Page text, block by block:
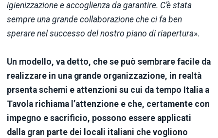
igienizzazione e accoglienza da garantire. C’è stata
sempre una grande collaborazione che ci fa ben
sperare nel successo del nostro piano di riapertura».
Un modello, va detto, che se può sembrare facile da
realizzare in una grande organizzazione, in realtà
prsenta schemi e attenzioni su cui da tempo Italia a
Tavola richiama l’attenzione e che, certamente con
impegno e sacrificio, possono essere applicati
dalla gran parte dei locali italiani che vogliono